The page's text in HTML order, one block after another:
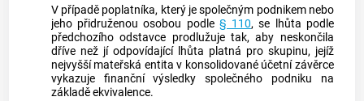
V případě poplatníka, který je společným podnikem nebo
jeho přidruženou osobou podle § 110, se lhůta podle
předchozího odstavce prodlužuje tak, aby neskončila
dříve než jí odpovídající lhůta platná pro skupinu, jejíž
nejvyšší mateřská entita v konsolidované účetní závěrce
vykazuje finanční výsledky společného podniku na
základě ekvivalence.